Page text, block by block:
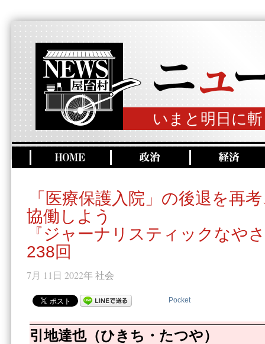
いまと明日に
「医療保護入院」の後退を再
協働しよう
『ジャーナリスティックなや
238回
7月 11日 2022年 社会
Pocket
引地達也（ひきち・たつや）